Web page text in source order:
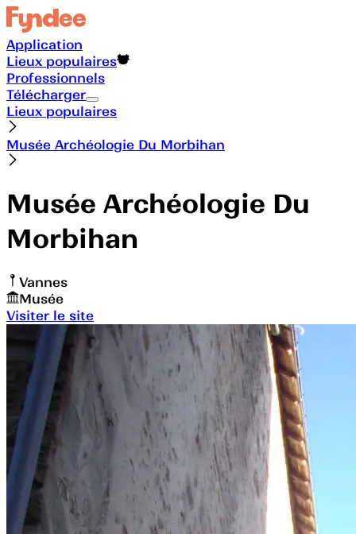
Application
Lieux populaires
Professionnels
Télécharger
Lieux populaires
Musée Archéologie Du Morbihan
Musée Archéologie Du
Morbihan
Vannes
Musée
Visiter le site